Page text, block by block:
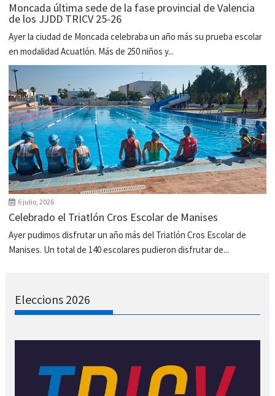
Moncada última sede de la fase provincial de Valencia
de los JJDD TRICV 25-26
Ayer la ciudad de Moncada celebraba un año más su prueba escolar
en modalidad Acuatlón. Más de 250 niños y...
6 julio, 2026
Celebrado el Triatlón Cros Escolar de Manises
Ayer pudimos disfrutar un año más del Triatlón Cros Escolar de
Manises. Un total de 140 escolares pudieron disfrutar de...
Eleccions 2026